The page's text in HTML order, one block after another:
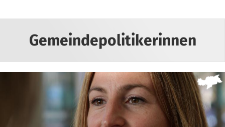
Gemeindepolitikerinnen